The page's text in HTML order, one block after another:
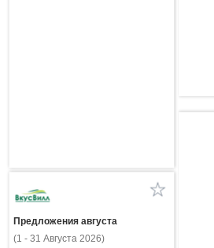
Предложения августа
(1 - 31 Августа 2026)